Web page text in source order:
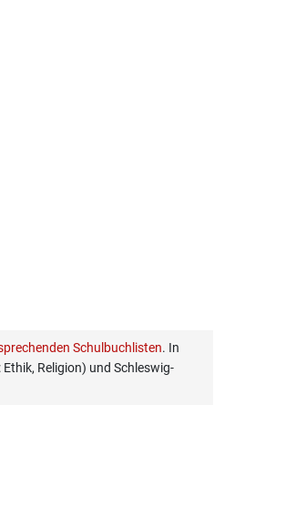
Schulbuchlisten. In
Religion) und Schleswig-